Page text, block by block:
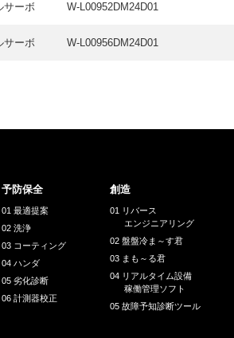
発送先
サーボ W-L00952DM24D01
サーボ W-L00956DM24D01
予防保全
01 最適提案
02 洗浄
03 コーティング
04 ハンダ
05 劣化診断
06 計測器校正
創造
01 リバース
エンジニアリング
02 盤盤冷ま～す君
03 まも～る君
04 リアルタイム設備
稼働管理ソフト
05 故障予知診断ツール